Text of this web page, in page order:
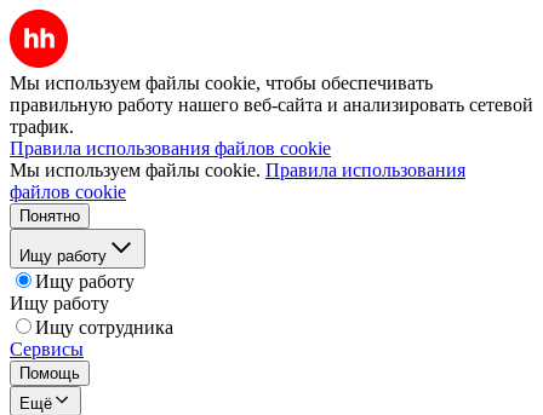
Мы используем файлы cookie, чтобы обеспечивать
правильную работу нашего веб-сайта и анализировать сетевой
трафик.
Правила использования файлов cookie
Мы используем файлы cookie. Правила использования
файлов cookie
Понятно
Ищу работу
Ищу работу
Ищу работу
Ищу сотрудника
Сервисы
Помощь
Ещё